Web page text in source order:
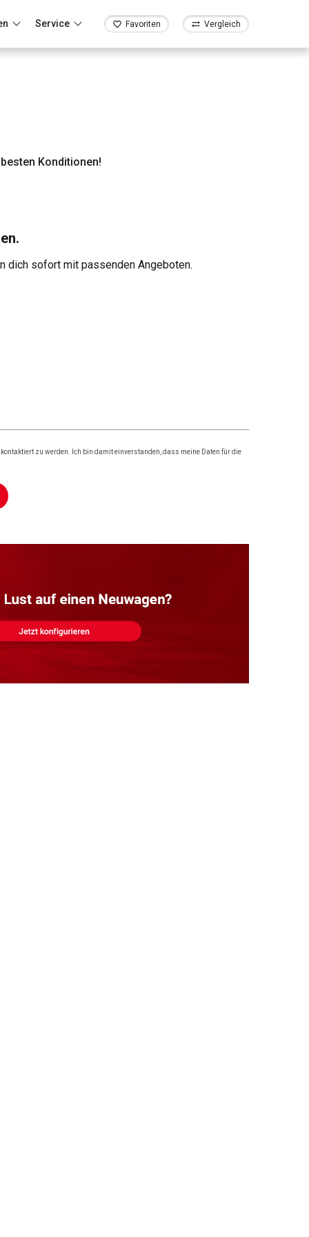
Service Favoriten Vergleich
Konditionen!
dich sofort mit passenden Angeboten.
zu werden. Ich bin damit einverstanden, dass meine Daten für die